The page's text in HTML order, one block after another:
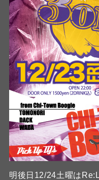
明後日12/24土曜は